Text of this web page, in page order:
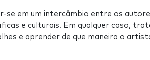
em um intercâmbio entre os
e culturais. Em qualquer caso,
e aprender de que maneira o